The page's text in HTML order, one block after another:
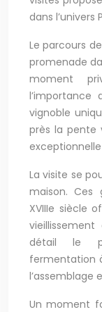
dans l’univers
Le parcours
promenade
moment
vignoble
près la pente
La visite se
maison. Ces
XVIIIe siècle
détail le
fermentation
l’assemblage
Un moment